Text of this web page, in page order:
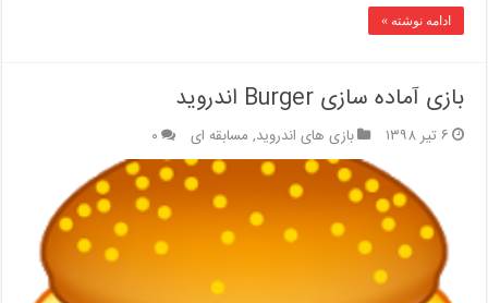
ادامه نوشته »
بازی آماده سازی Burger اندروید
۶ تیر ۱۳۹۸ بازی های اندروید, مسابقه ای ۰